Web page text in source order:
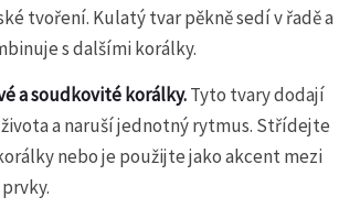
tvoření. Kulatý tvar pěkně sedí v řadě a
s dalšími korálky.
a soudkovité korálky.Tyto tvary dodají
a naruší jednotný rytmus. Střídejte
nebo je použijte jako akcent mezi